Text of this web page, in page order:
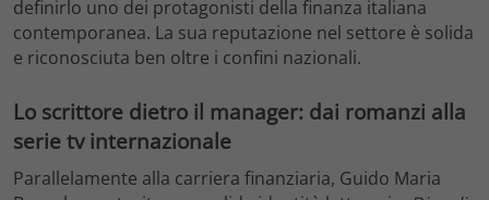
definirlo uno dei protagonisti della finanza italiana
contemporanea. La sua reputazione nel settore è solida
e riconosciuta ben oltre i confini nazionali.
Lo scrittore dietro il manager: dai romanzi alla
serie tv internazionale
Parallelamente alla carriera finanziaria, Guido Maria